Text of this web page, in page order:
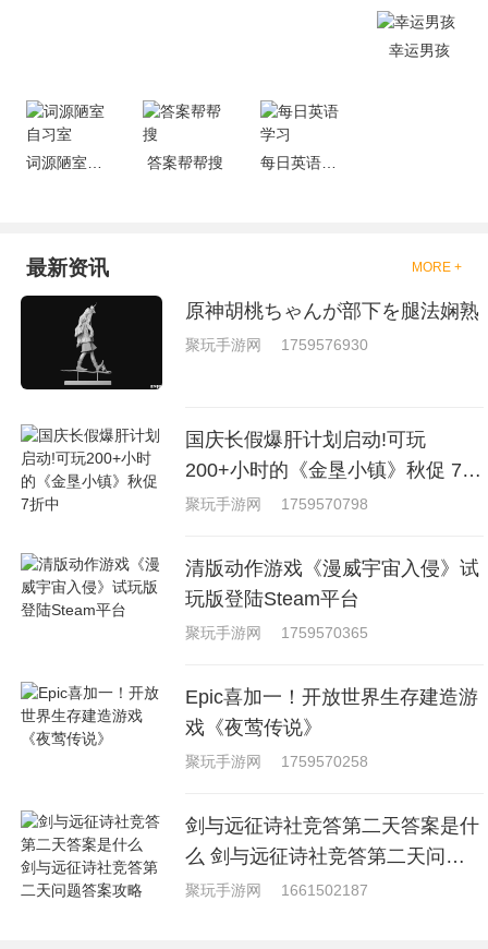
就是收集了一些有意思的拳击游
戏，相信你们一定会喜欢的。
幸运男孩
答案帮帮搜 每日英语学习
最新资讯 MORE +
原神胡桃ちゃんが部下を腿法娴熟
聚玩手游网 1759576930
国庆长假爆肝计划启动!可玩
200+小时的《金垦小镇》秋促 7折
中
聚玩手游网 1759570798
清版动作游戏《漫威宇宙入侵》试
玩版登陆Steam平台
聚玩手游网 1759570365
Epic喜加一！开放世界生存建造游
戏《夜莺传说》
聚玩手游网 1759570258
剑与远征诗社竞答第二天答案是什
么 剑与远征诗社竞答第二天问题
答案攻略
聚玩手游网 1661502187